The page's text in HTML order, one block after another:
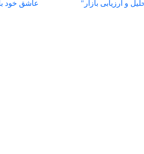
و ارزیابی بازار" عاشق خود